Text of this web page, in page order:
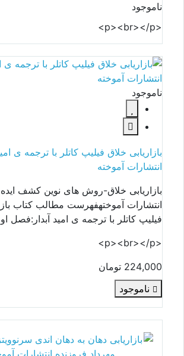
ناموجود
ناموجود
بازاریابی خلاق فیلیپ کاتلر با ترجمه ی امید
انتشارات آموخته
بازاریابی خلاق-روش های نوین کشف ایده
انتشارات آموختهفهرست مطالب کتاب
فیلیپ کاتلر با ترجمه ی امید آبدار:فصل
224,000 تومان
ناموجود